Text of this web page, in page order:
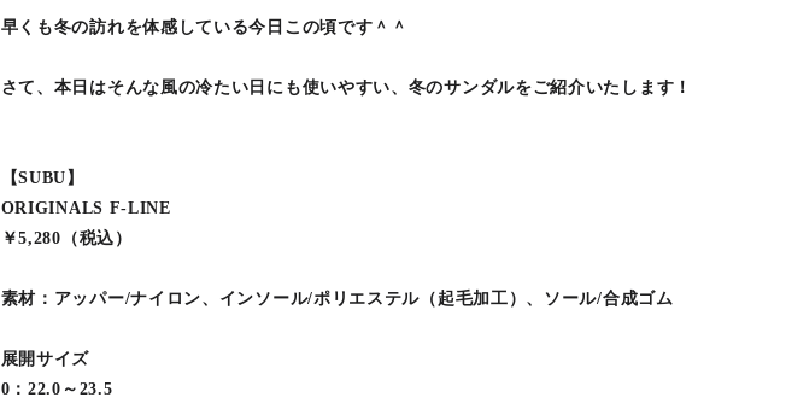
早くも冬の訪れを体感している今日この頃です＾＾
さて、本日はそんな風の冷たい日にも使いやすい、冬のサンダルをご紹介いたします！
【SUBU】
ORIGINALS F-LINE
￥5,280（税込）
素材：アッパー/ナイロン、インソール/ポリエステル（起毛加工）、ソール/合成ゴム
展開サイズ
0：22.0～23.5